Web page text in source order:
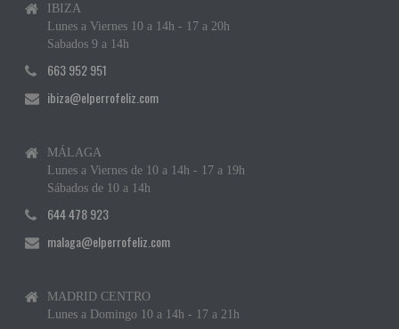
IBIZA
Lunes a Viernes 10 a 14h - 17 a 20h
Sabados 9 a 14h
663 952 951
ibiza@elperrofeliz.com
MÁLAGA
Lunes a Viernes de 10 a 14h - 17 a 19h
Sábados de 10 a 14h
644 478 923
malaga@elperrofeliz.com
MADRID CENTRO
Lunes a Domingo 10 a 14h - 17 a 21h